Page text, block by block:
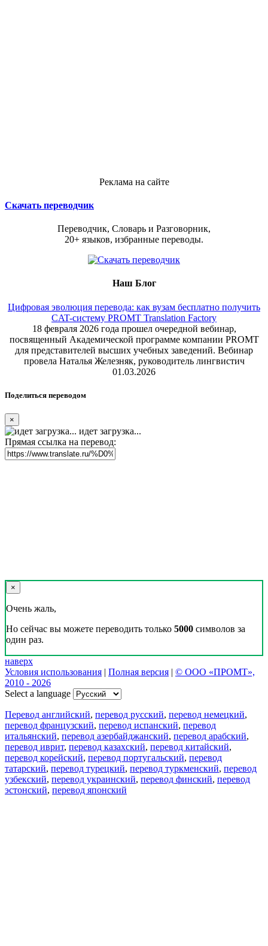
Реклама на сайте
Скачать переводчик
Переводчик, Словарь и Разговорник,
20+ языков, избранные переводы.
Наш Блог
Цифровая эволюция перевода: как вузам бесплатно получить
CAT-систему PROMT Translation Factory
18 февраля 2026 года прошел очередной вебинар,
посвященный Академической программе компании PROMT
для представителей высших учебных заведений. Вебинар
провела Наталья Железняк, руководитель лингвистич
01.03.2026
Поделиться переводом
×
идет загрузка...
Прямая ссылка на перевод:
×
Очень жаль,
Но сейчас вы можете переводить только 5000 символов за
один раз.
наверх
Условия использования | Полная версия | © ООО «ПРОМТ»,
2010 - 2026
Select a language
Перевод английский, перевод русский, перевод немецкий,
перевод французский, перевод испанский, перевод
итальянский, перевод азербайджанский, перевод арабский,
перевод иврит, перевод казахский, перевод китайский,
перевод корейский, перевод португальский, перевод
татарский, перевод турецкий, перевод туркменский, перевод
узбекский, перевод украинский, перевод финский, перевод
эстонский, перевод японский